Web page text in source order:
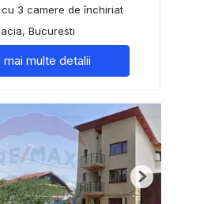
3 camere de închiriat
Bucuresti
mai multe detalii
Next